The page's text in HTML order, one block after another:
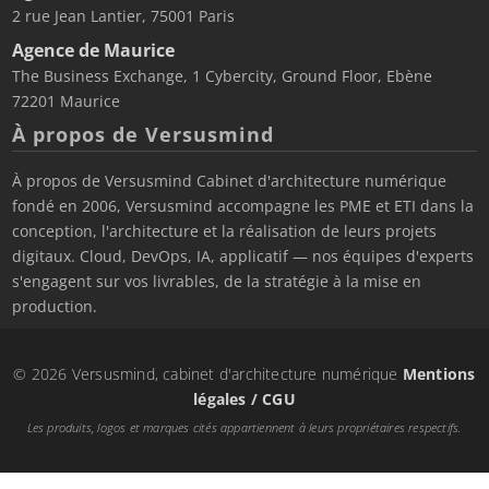
2 rue Jean Lantier, 75001 Paris
Agence de Maurice
The Business Exchange, 1 Cybercity, Ground Floor, Ebène
72201 Maurice
À propos de Versusmind
À propos de Versusmind Cabinet d'architecture numérique
fondé en 2006, Versusmind accompagne les PME et ETI dans la
conception, l'architecture et la réalisation de leurs projets
digitaux. Cloud, DevOps, IA, applicatif — nos équipes d'experts
s'engagent sur vos livrables, de la stratégie à la mise en
production.
© 2026 Versusmind, cabinet d'architecture numérique Mentions
légales / CGU
Les produits, logos et marques cités appartiennent à leurs propriétaires respectifs.